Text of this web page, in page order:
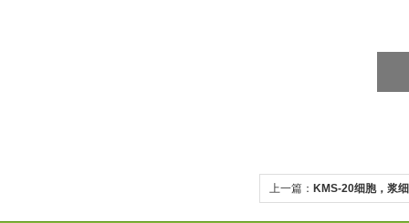
上一篇： KMS-20细胞，浆